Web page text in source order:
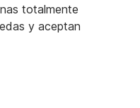
totalmente
y aceptan